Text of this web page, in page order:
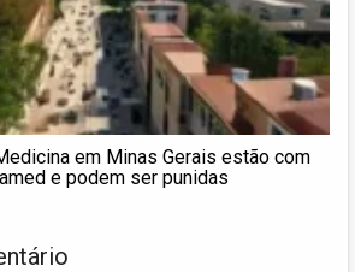
em Minas Gerais estão com
e podem ser punidas